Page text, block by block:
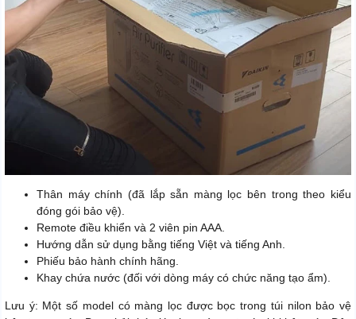
Thân máy chính (đã lắp sẵn màng lọc bên trong theo kiểu
đóng gói bảo vệ).
Remote điều khiển và 2 viên pin AAA.
Hướng dẫn sử dụng bằng tiếng Việt và tiếng Anh.
Phiếu bảo hành chính hãng.
Khay chứa nước (đối với dòng máy có chức năng tạo ẩm).
Lưu ý: Một số model có màng lọc được bọc trong túi nilon bảo vệ